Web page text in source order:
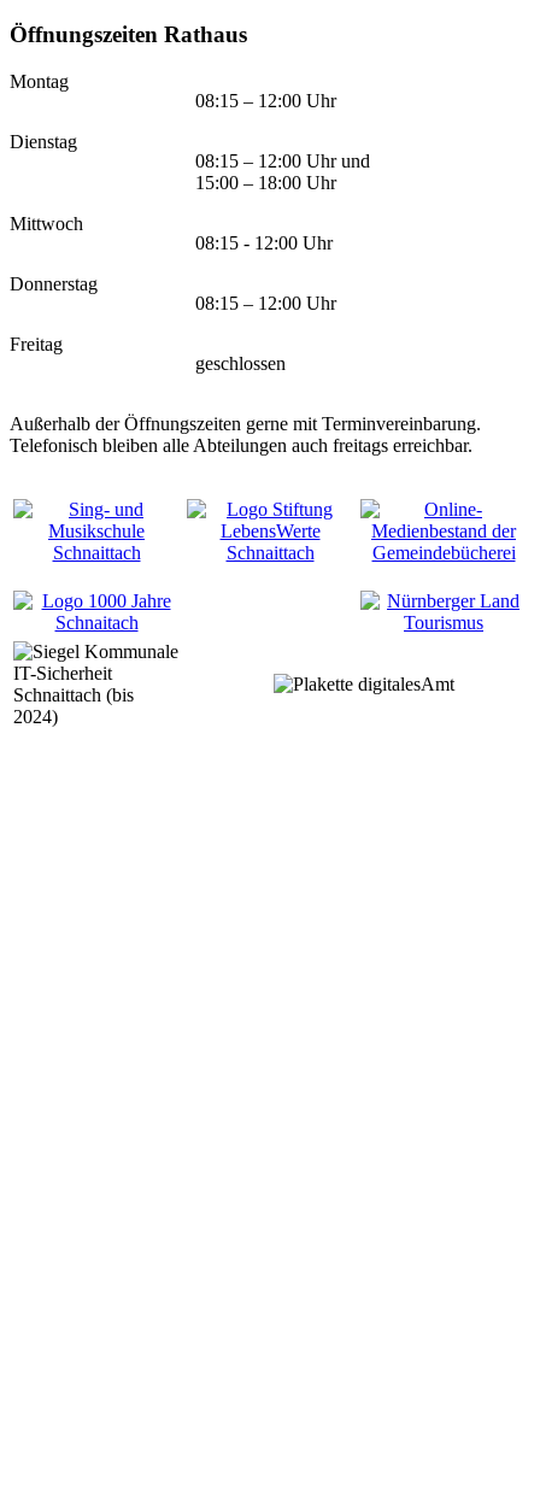
Öffnungszeiten Rathaus
Montag
08:15 – 12:00 Uhr
Dienstag
08:15 – 12:00 Uhr und
15:00 – 18:00 Uhr
Mittwoch
08:15 - 12:00 Uhr
Donnerstag
08:15 – 12:00 Uhr
Freitag
geschlossen
Außerhalb der Öffnungszeiten gerne mit Terminvereinbarung.
Telefonisch bleiben alle Abteilungen auch freitags erreichbar.